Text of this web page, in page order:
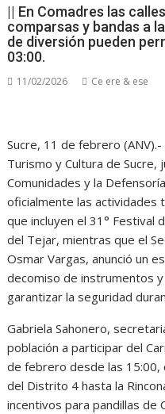
|| En Comadres las
comparsas y bandas a
de diversión pueden
03:00.
11/02/2026 Ce ere & ese
Sucre, 11 de febrero
Turismo y Cultura de Sucre,
Comunidades y la
oficialmente las actividades
que incluyen el 31° Festival
del Tejar, mientras que el
Osmar Vargas, anunció un
decomiso de instrumentos
garantizar la seguridad
Gabriela Sahonero,
población a participar del
de febrero desde las
del Distrito 4 hasta la
incentivos para pandillas de